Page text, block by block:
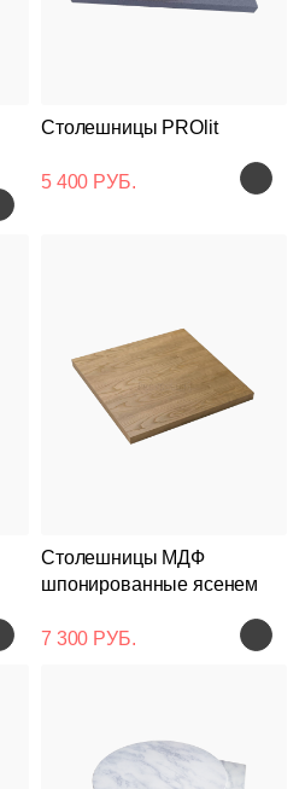
Столешницы PROlit
5 400 РУБ.
Столешницы МДФ
шпонированные ясенем
7 300 РУБ.